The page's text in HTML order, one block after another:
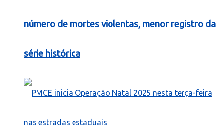
número de mortes violentas, menor registro da
série histórica